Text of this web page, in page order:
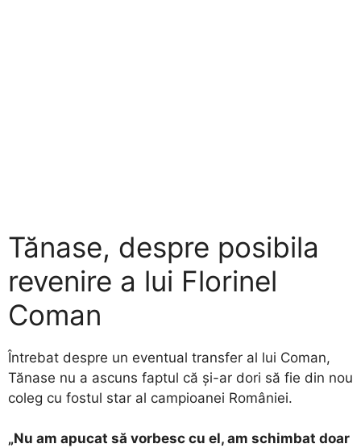
Tănase, despre posibila
revenire a lui Florinel
Coman
Întrebat despre un eventual transfer al lui Coman,
Tănase nu a ascuns faptul că și-ar dori să fie din nou
coleg cu fostul star al campioanei României.
„Nu am apucat să vorbesc cu el, am schimbat doar